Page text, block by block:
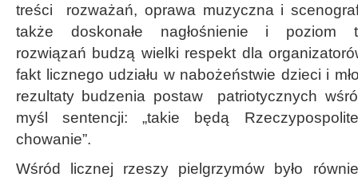
treści rozważań, oprawa muzyczna i
także doskonałe nagłośnienie i poziom
rozwiązań budzą wielki respekt dla
fakt licznego udziału w nabożeństwie dzieci i
rezultaty budzenia postaw patriotycznych
myśl sentencji: „takie będą
chowanie”.
Wśród licznej rzeszy pielgrzymów było